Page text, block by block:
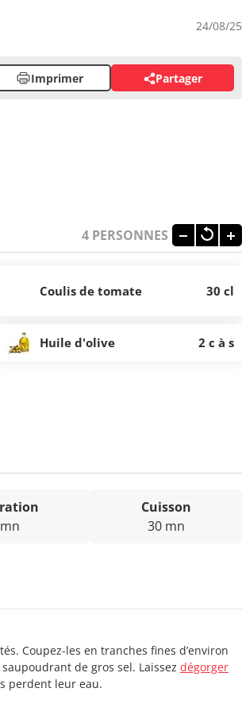
Associée à la mozzarella
24/08/25
Imprimer Partager
4 PERSONNES
Coulis de tomate 30 cl
Huile d'olive 2 c à s
Cuisson
30 mn
Coupez-les en tranches fines d’environ
de gros sel. Laissez dégorger
perdent leur eau.